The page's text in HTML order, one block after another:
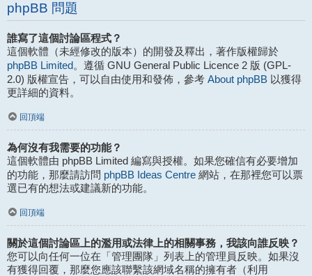
phpBB 問題
誰寫了這個討論區程式？
這個軟體（未經修改的版本）的開發及釋出，著作版權歸於
phpBB Limited。遵循 GNU General Public Licence 2 版 (GPL-
2.0) 版權宣告，可以自由使用和發佈，參考 About phpBB 以獲得
更詳細的資料。
回頂端
為何沒有我需要的功能？
這個軟體由 phpBB Limited 編寫與授權。如果您確信有必要增加
的功能，那麼請訪問 phpBB Ideas Centre 網站，在那裡您可以票
選已有的想法或建議新的功能。
回頂端
關於這個討論區上的濫用或法律上的相關事務，我該向誰反映？
您可以向任何一位在「管理團隊」列表上的管理員反映。如果沒
有獲得回覆，那麼您應該聯繫該網域名稱的擁有者（利用